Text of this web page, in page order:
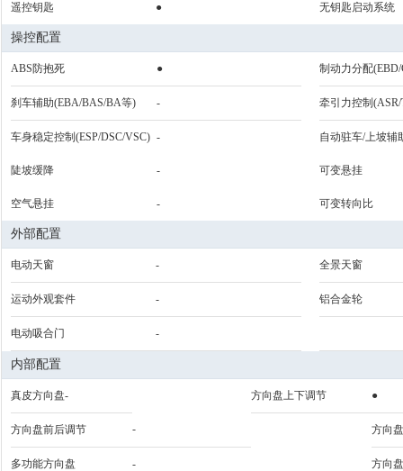
遥控钥匙 ● 无钥匙启动系统
操控配置
ABS防抱死 ● 制动力分配
刹车辅助(EBA/BAS/BA等) - 牵引力控制(ASR/
车身稳定控制(ESP/DSC/VSC) - 自动驻车/上坡辅
陡坡缓降 - 可变悬挂
空气悬挂 - 可变转向比
外部配置
电动天窗 - 全景天窗
运动外观套件 - 铝合金轮
电动吸合门 -
内部配置
真皮方向盘- 方向盘上下调节 ●
方向盘前后调节 - 方向
多功能方向盘 - 方向